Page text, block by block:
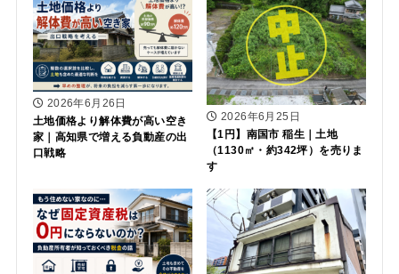
2026年6月26日
土地価格より解体費が高い空き
家｜高知県で増える負動産の出
口戦略
2026年6月25日
【1円】南国市 稲生｜土地
（1130㎡・約342坪）を売りま
す